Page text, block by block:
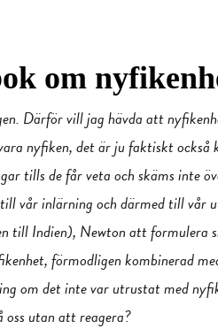
om
Därför vill jag hävda att
nyfiken, det är ju faktiskt också
tills de får veta och skäms inte
vår inlärning och därmed till vår
till Indien), Newton att formulera
förmodligen kombinerad
om det inte var utrustat med
utan att reagera?